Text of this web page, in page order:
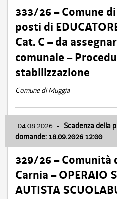
333/26 – Comune
posti di
Cat. C – da
comunale –
stabilizzazione
Comune di Muggia
04.08.2026 - Scadenza della
domande: 18.09.2026 12:00
329/26 – Comunità
Carnia – OPERAIO
AUTISTA